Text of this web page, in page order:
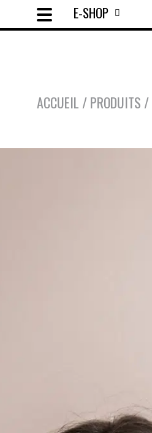
E-SHOP
ACCUEIL /PRODUITS /